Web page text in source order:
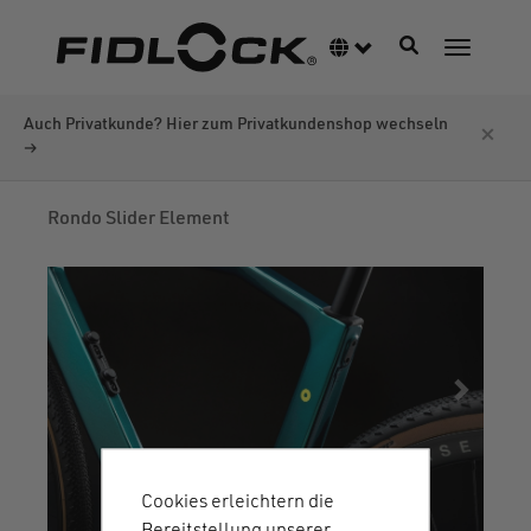
Sprachumschalter
Navigation
Auch Privatkunde? Hier zum Privatkundenshop wechseln
→
×
Rondo Slider Element
Cookies erleichtern die